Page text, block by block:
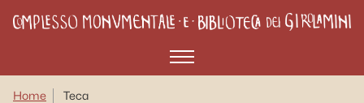
Menù
Home Teca